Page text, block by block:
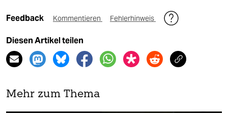
Feedback Kommentieren Fehlerhinweis
Diesen Artikel teilen
Mehr zum Thema